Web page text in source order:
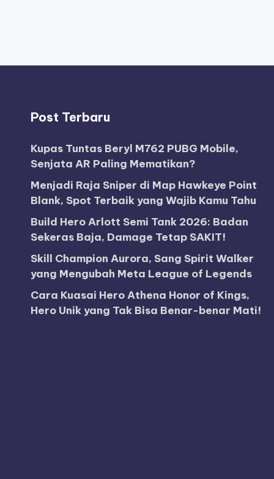
Post Terbaru
Kupas Tuntas Beryl M762 PUBG Mobile,
Senjata AR Paling Mematikan?
Menjadi Raja Sniper di Map Hawkeye Point
Blank, Spot Terbaik yang Wajib Kamu Tahu
Build Hero Arlott Semi Tank 2026: Badan
Sekeras Baja, Damage Tetap SAKIT!
Skill Champion Aurora, Sang Spirit Walker
yang Mengubah Meta League of Legends
Cara Kuasai Hero Athena Honor of Kings,
Hero Unik yang Tak Bisa Benar-benar Mati!